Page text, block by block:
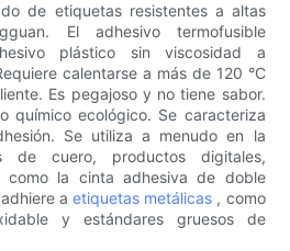
de etiquetas resistentes a altas
El adhesivo termofusible
plástico sin viscosidad a
calentarse a más de 120 °C
Es pegajoso y no tiene sabor.
químico ecológico. Se caracteriza
Se utiliza a menudo en la
de cuero, productos digitales,
como la cinta adhesiva de doble
aetiquetas metálicas , como
y estándares gruesos de